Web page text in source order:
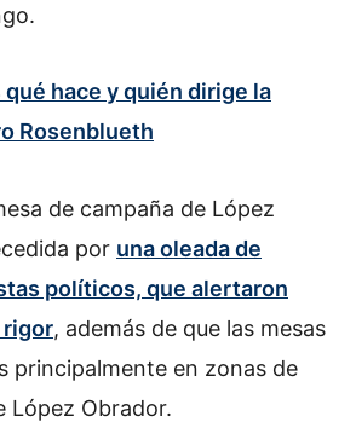
hace y quién dirige la
Rosenblueth
de campaña de López
por una oleada de
políticos, que alertaron
rigor, además de que las mesas
principalmente en zonas de
López Obrador.